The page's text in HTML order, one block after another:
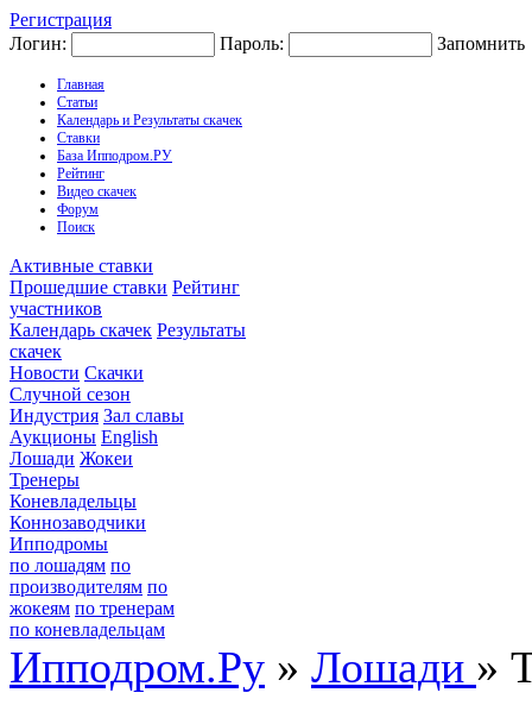
Регистрация
Логин:
Пароль: Запомнить
Главная
Статьи
Календарь и Результаты скачек
Ставки
База Ипподром.РУ
Рейтинг
Видео скачек
Форум
Поиск
Активные ставки
Прошедшие ставки Рейтинг
участников
Календарь скачек Результаты
скачек
Новости Скачки
Случной сезон
Индустрия Зал славы
Аукционы English
Лошади Жокеи
Тренеры
Коневладельцы
Коннозаводчики
Ипподромы
по лошадям по
производителям по
жокеям по тренерам
по коневладельцам
Ипподром.Ру » Лошади »